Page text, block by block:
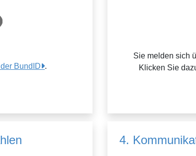
BundID .
Sie melden sich
Klicken Sie
4.